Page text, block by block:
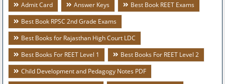
Admit Card Answer Keys
Best Book REET Exams
Best Book RPSC 2nd Grade Exams
Best Books for Rajasthan High Court LDC
Best Books For REET Level 1
Best Books For REET Level 2
Child Development and Pedagogy Notes PDF